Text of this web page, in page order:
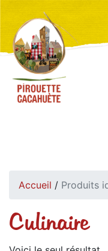
Accueil / Produits
Culinaire